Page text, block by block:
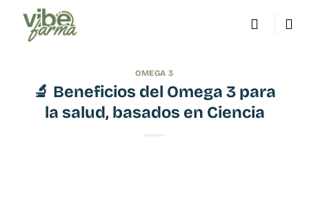
contenido
OMEGA 3
🔬 Beneficios del Omega 3 para
la salud, basados en Ciencia